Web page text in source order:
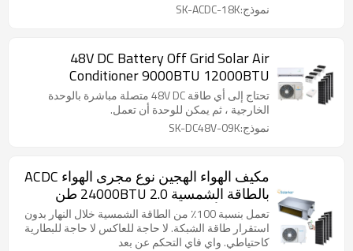
نموذج:SK-ACDC-18K
48V DC Battery Off Grid Solar Air
Conditioner 9000BTU 12000BTU
18000BTU Telecom usingتحتاج إلى أي طاقة 48V DC متصلة مباشرة بالوحدة
الخارجية ، ثم يمكن للوحدة أن تعمل.
نموذج:SK-DC48V-09K
مكيف الهواء الهجين نوع مجرى الهواء ACDC
بالطاقة الشمسية 24000BTU 2.0 طن
الشرق الأوسط 58 ℃تعمل بنسبة 100٪ من الطاقة الشمسية خلال النهار بدون
استقرار طاقة الشبكة. لا حاجة للعاكس لا حاجة للبطارية
كاحتياطي. واي فاي التحكم عن بعد